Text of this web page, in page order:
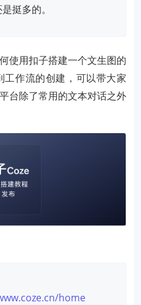
挺多的。
使用扣子搭建一个文生图的
作流的创建，可以带大家
台除了常用的文本对话之外
home